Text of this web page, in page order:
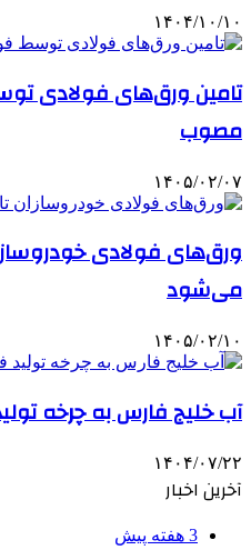
۱۴۰۴/۱۰/۱۰
تامین ورق‌های فولادی
مصوب
۱۴۰۵/۰۲/۰۷
ورق‌های فولادی
می‌شود
۱۴۰۵/۰۲/۱۰
آب خلیج فارس به چرخه
۱۴۰۴/۰۷/۲۲
آخرین اخبار
3 هفته پیش